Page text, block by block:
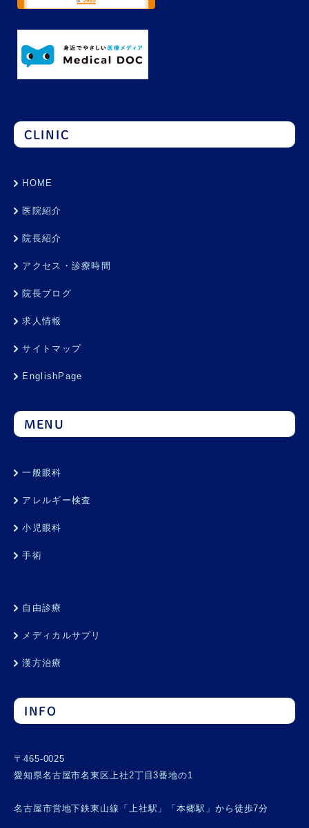
CLINIC
HOME
医院紹介
院長紹介
アクセス・診療時間
院長ブログ
求人情報
サイトマップ
EnglishPage
MENU
一般眼科
アレルギー検査
小児眼科
手術
自由診療
メディカルサプリ
漢方治療
INFO
〒465-0025
愛知県名古屋市名東区上社2丁目3番地の1
名古屋市営地下鉄東山線「上社駅」「本郷駅」から徒歩7分